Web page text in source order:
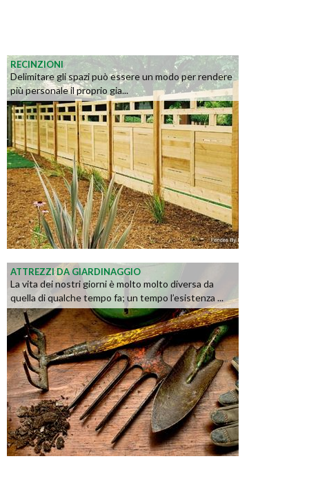
RECINZIONI
Delimitare gli spazi può essere un modo per rendere
più personale il proprio gia...
ATTREZZI DA GIARDINAGGIO
La vita dei nostri giorni è molto molto diversa da
quella di qualche tempo fa; un tempo l’esistenza ...